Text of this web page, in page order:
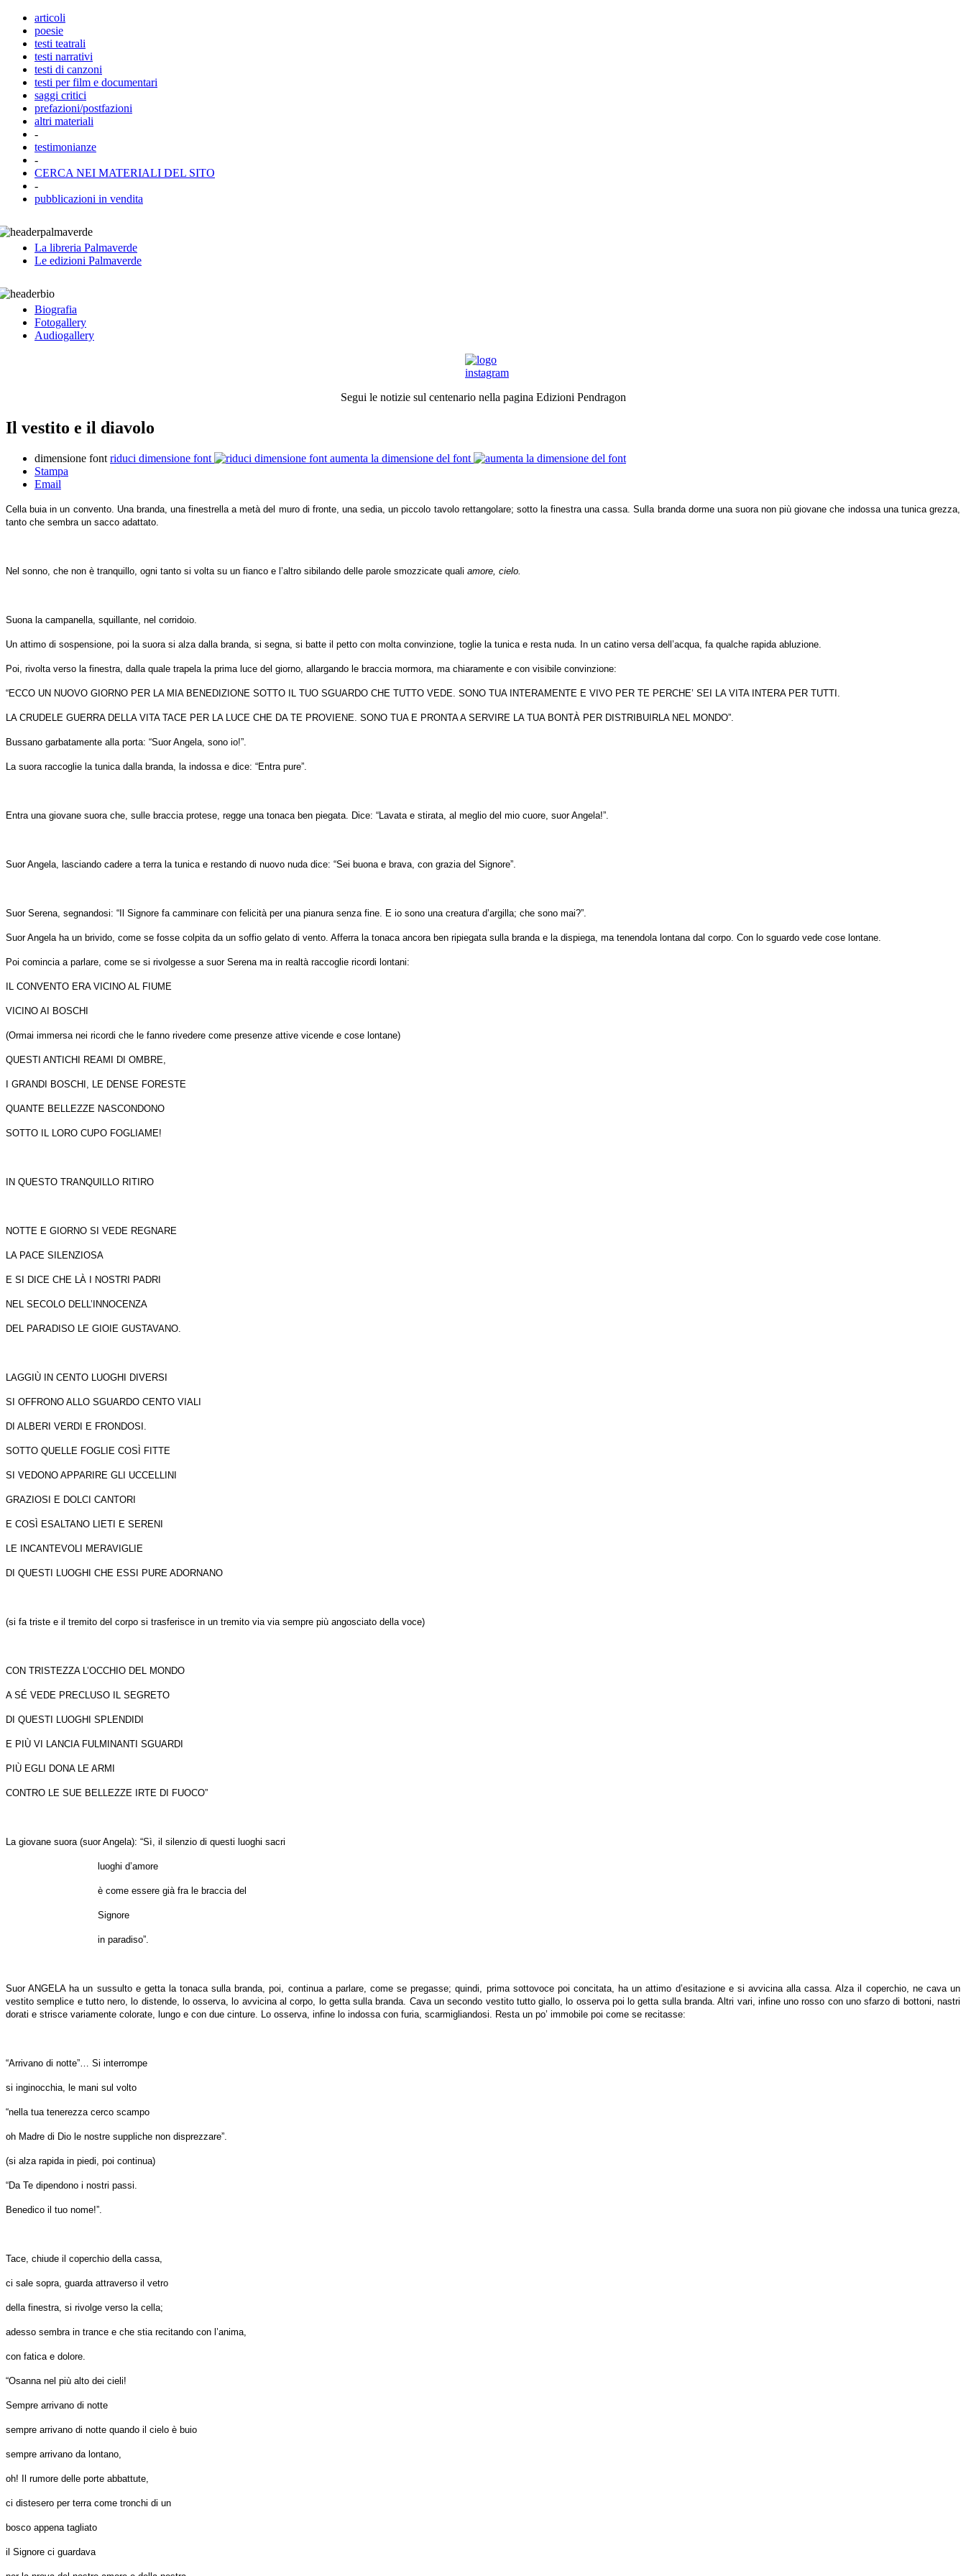
articoli
poesie
testi teatrali
testi narrativi
testi di canzoni
testi per film e documentari
saggi critici
prefazioni/postfazioni
altri materiali
-
testimonianze
-
CERCA NEI MATERIALI DEL SITO
-
pubblicazioni in vendita
La libreria Palmaverde
Le edizioni Palmaverde
Biografia
Fotogallery
Audiogallery
Segui le notizie sul centenario nella pagina Edizioni Pendragon
Il vestito e il diavolo
dimensione font riduci dimensione font
aumenta la dimensione del font
Stampa
Email
Cella buia in un convento. Una branda, una finestrella a metà del muro di fronte, una sedia, un piccolo tavolo rettangolare; sotto la finestra una cassa. Sulla branda dorme una suora non più giovane che indossa una tunica grezza,
tanto che sembra un sacco adattato.
Nel sonno, che non è tranquillo, ogni tanto si volta su un fianco e l’altro sibilando delle parole smozzicate quali amore, cielo.
Suona la campanella, squillante, nel corridoio.
Un attimo di sospensione, poi la suora si alza dalla branda, si segna, si batte il petto con molta convinzione, toglie la tunica e resta nuda. In un catino versa dell’acqua, fa qualche rapida abluzione.
Poi, rivolta verso la finestra, dalla quale trapela la prima luce del giorno, allargando le braccia mormora, ma chiaramente e con visibile convinzione:
“ECCO UN NUOVO GIORNO PER LA MIA BENEDIZIONE SOTTO IL TUO SGUARDO CHE TUTTO VEDE. SONO TUA INTERAMENTE E VIVO PER TE PERCHE’ SEI LA VITA INTERA PER TUTTI.
LA CRUDELE GUERRA DELLA VITA TACE PER LA LUCE CHE DA TE PROVIENE. SONO TUA E PRONTA A SERVIRE LA TUA BONTÀ PER DISTRIBUIRLA NEL MONDO”.
Bussano garbatamente alla porta: “Suor Angela, sono io!”.
La suora raccoglie la tunica dalla branda, la indossa e dice: “Entra pure”.
Entra una giovane suora che, sulle braccia protese, regge una tonaca ben piegata. Dice: “Lavata e stirata, al meglio del mio cuore, suor Angela!”.
Suor Angela, lasciando cadere a terra la tunica e restando di nuovo nuda dice: “Sei buona e brava, con grazia del Signore”.
Suor Serena, segnandosi: “Il Signore fa camminare con felicità per una pianura senza fine. E io sono una creatura d’argilla; che sono mai?”.
Suor Angela ha un brivido, come se fosse colpita da un soffio gelato di vento. Afferra la tonaca ancora ben ripiegata sulla branda e la dispiega, ma tenendola lontana dal corpo. Con lo sguardo vede cose lontane.
Poi comincia a parlare, come se si rivolgesse a suor Serena ma in realtà raccoglie ricordi lontani:
IL CONVENTO ERA VICINO AL FIUME
VICINO AI BOSCHI
(Ormai immersa nei ricordi che le fanno rivedere come presenze attive vicende e cose lontane)
QUESTI ANTICHI REAMI DI OMBRE,
I GRANDI BOSCHI, LE DENSE FORESTE
QUANTE BELLEZZE NASCONDONO
SOTTO IL LORO CUPO FOGLIAME!
IN QUESTO TRANQUILLO RITIRO
NOTTE E GIORNO SI VEDE REGNARE
LA PACE SILENZIOSA
E SI DICE CHE LÀ I NOSTRI PADRI
NEL SECOLO DELL’INNOCENZA
DEL PARADISO LE GIOIE GUSTAVANO.
LAGGIÙ IN CENTO LUOGHI DIVERSI
SI OFFRONO ALLO SGUARDO CENTO VIALI
DI ALBERI VERDI E FRONDOSI.
SOTTO QUELLE FOGLIE COSÌ FITTE
SI VEDONO APPARIRE GLI UCCELLINI
GRAZIOSI E DOLCI CANTORI
E COSÌ ESALTANO LIETI E SERENI
LE INCANTEVOLI MERAVIGLIE
DI QUESTI LUOGHI CHE ESSI PURE ADORNANO
(si fa triste e il tremito del corpo si trasferisce in un tremito via via sempre più angosciato della voce)
CON TRISTEZZA L’OCCHIO DEL MONDO
A SÉ VEDE PRECLUSO IL SEGRETO
DI QUESTI LUOGHI SPLENDIDI
E PIÙ VI LANCIA FULMINANTI SGUARDI
PIÙ EGLI DONA LE ARMI
CONTRO LE SUE BELLEZZE IRTE DI FUOCO”
La giovane suora (suor Angela): “Sì, il silenzio di questi luoghi sacri
luoghi d’amore
è come essere già fra le braccia del
Signore
in paradiso”.
Suor ANGELA ha un sussulto e getta la tonaca sulla branda, poi, continua a parlare, come se pregasse; quindi, prima sottovoce poi concitata, ha un attimo d’esitazione e si avvicina alla cassa. Alza il coperchio, ne cava un
vestito semplice e tutto nero, lo distende, lo osserva, lo avvicina al corpo, lo getta sulla branda. Cava un secondo vestito tutto giallo, lo osserva poi lo getta sulla branda. Altri vari, infine uno rosso con uno sfarzo di bottoni, nastri
dorati e strisce variamente colorate, lungo e con due cinture. Lo osserva, infine lo indossa con furia, scarmigliandosi. Resta un po’ immobile poi come se recitasse:
“Arrivano di notte”… Si interrompe
si inginocchia, le mani sul volto
“nella tua tenerezza cerco scampo
oh Madre di Dio le nostre suppliche non disprezzare”.
(si alza rapida in piedi, poi continua)
“Da Te dipendono i nostri passi.
Benedico il tuo nome!”.
Tace, chiude il coperchio della cassa,
ci sale sopra, guarda attraverso il vetro
della finestra, si rivolge verso la cella;
adesso sembra in trance e che stia recitando con l’anima,
con fatica e dolore.
“Osanna nel più alto dei cieli!
Sempre arrivano di notte
sempre arrivano di notte quando il cielo è buio
sempre arrivano da lontano,
oh! Il rumore delle porte abbattute,
ci distesero per terra come tronchi di un
bosco appena tagliato
il Signore ci guardava